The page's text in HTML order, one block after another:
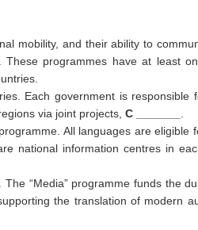
mobility, and their ability to
programmes have at least
Each government is responsible
via joint projects, C _______
All languages are eligible
national information centres in
“Media” programme funds the
the translation of modern